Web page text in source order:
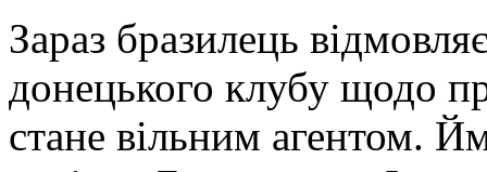
Зараз бразилець
донецького клубу щодо
стане вільним агентом.